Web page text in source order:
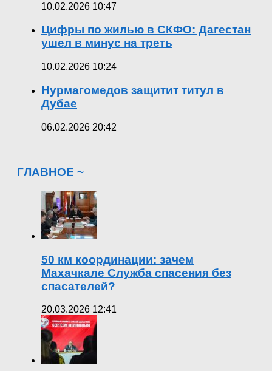
10.02.2026 10:47
Цифры по жилью в СКФО: Дагестан
ушел в минус на треть
10.02.2026 10:24
Нурмагомедов защитит титул в
Дубае
06.02.2026 20:42
ГЛАВНОЕ ~
50 км координации: зачем
Махачкале Служба спасения без
спасателей?
20.03.2026 12:41